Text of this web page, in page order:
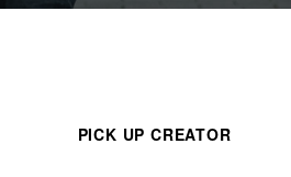
PICK UP CREATOR